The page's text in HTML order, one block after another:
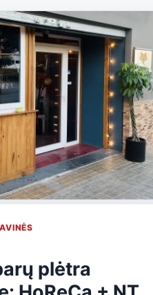
plėtra